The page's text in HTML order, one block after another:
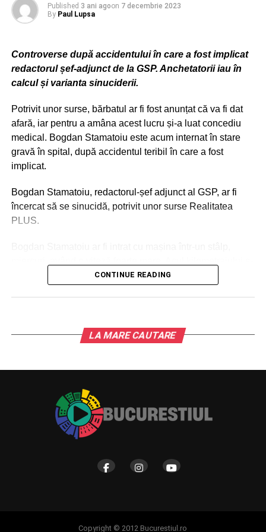
În cauză se efectuează cercetări sub aspectul săvârșirii, a
distrugere, cu autorul în stare de reținere, pentru 24 de ore
, urmând sa fie prezentat Parchetului de pe lângă
Judecătoria Sectorului 1 cu propunere legală.
Published 3 ani agoon 7 decembrie 2023
By Paul Lupsa
Controverse după accidentului în care a fost implicat
redactorul șef-adjunct de la GSP. Anchetatorii iau în
calcul și varianta sinuciderii.
Potrivit unor surse, bărbatul ar fi fost anunțat că va fi dat
afară, iar pentru a amâna acest lucru și-a luat concediu
medical. Bogdan Stamatoiu este acum internat în stare
gravă în spital, după accidentul teribil în care a fost
implicat.
Bogdan Stamatoiu, redactorul-șef adjunct al GSP, ar fi
încercat să se sinucidă, potrivit unor surse Realitatea
PLUS.
ar fi oprit la peste 100 km/h.
Călărași spre comuna Cernica. Brusc, a părăsit partea
carosabilă și ar fi intrat în coliziune cu un stâlp de înaltă
urgență la spital, pentru îngrijiri medicale.
CONTINUE READING
LA MARE CAUTARE
Copyright © 2012 Bucurestiul.ro